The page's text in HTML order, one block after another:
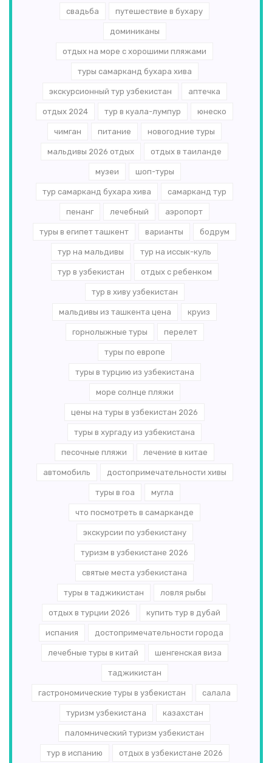
свадьба путешествие в бухару
доминиканы
отдых на море с хорошими пляжами
туры самарканд бухара хива
экскурсионный тур узбекистан аптечка
отдых 2024 тур в куала-лумпур юнеско
чимган питание новогодние туры
мальдивы 2026 отдых отдых в таиланде
музеи шоп-туры
тур самарканд бухара хива самарканд тур
пенанг лечебный аэропорт
туры в египет ташкент варианты бодрум
тур на мальдивы тур на иссык-куль
тур в узбекистан отдых с ребенком
тур в хиву узбекистан
мальдивы из ташкента цена круиз
горнолыжные туры перелет
туры по европе
туры в турцию из узбекистана
море солнце пляжи
цены на туры в узбекистан 2026
туры в хургаду из узбекистана
песочные пляжи лечение в китае
автомобиль достопримечательности хивы
туры в гоа мугла
что посмотреть в самарканде
экскурсии по узбекистану
туризм в узбекистане 2026
святые места узбекистана
туры в таджикистан ловля рыбы
отдых в турции 2026 купить тур в дубай
испания достопримечательности города
лечебные туры в китай шенгенская виза
таджикистан
гастрономические туры в узбекистан салала
туризм узбекистана казахстан
паломнический туризм узбекистан
тур в испанию отдых в узбекистане 2026